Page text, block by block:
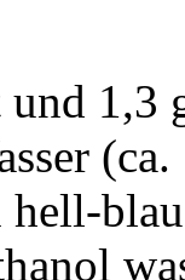
1,3
hell-